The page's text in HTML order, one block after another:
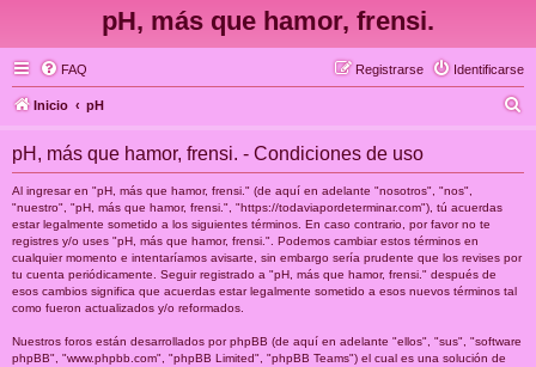
pH, más que hamor, frensi.
FAQ Identificarse
Registrarse
Inicio pH
pH, más que hamor, frensi. - Condiciones de uso
Al ingresar en "pH, más que hamor, frensi." (de aquí en adelante "nosotros", "nos",
"nuestro", "pH, más que hamor, frensi.", "https://todaviapordeterminar.com"), tú acuerdas
estar legalmente sometido a los siguientes términos. En caso contrario, por favor no te
registres y/o uses "pH, más que hamor, frensi.". Podemos cambiar estos términos en
cualquier momento e intentaríamos avisarte, sin embargo sería prudente que los revises por
tu cuenta periódicamente. Seguir registrado a "pH, más que hamor, frensi." después de
esos cambios significa que acuerdas estar legalmente sometido a esos nuevos términos tal
como fueron actualizados y/o reformados.
Nuestros foros están desarrollados por phpBB (de aquí en adelante "ellos", "sus", "software
phpBB", "www.phpbb.com", "phpBB Limited", "phpBB Teams") el cual es una solución de